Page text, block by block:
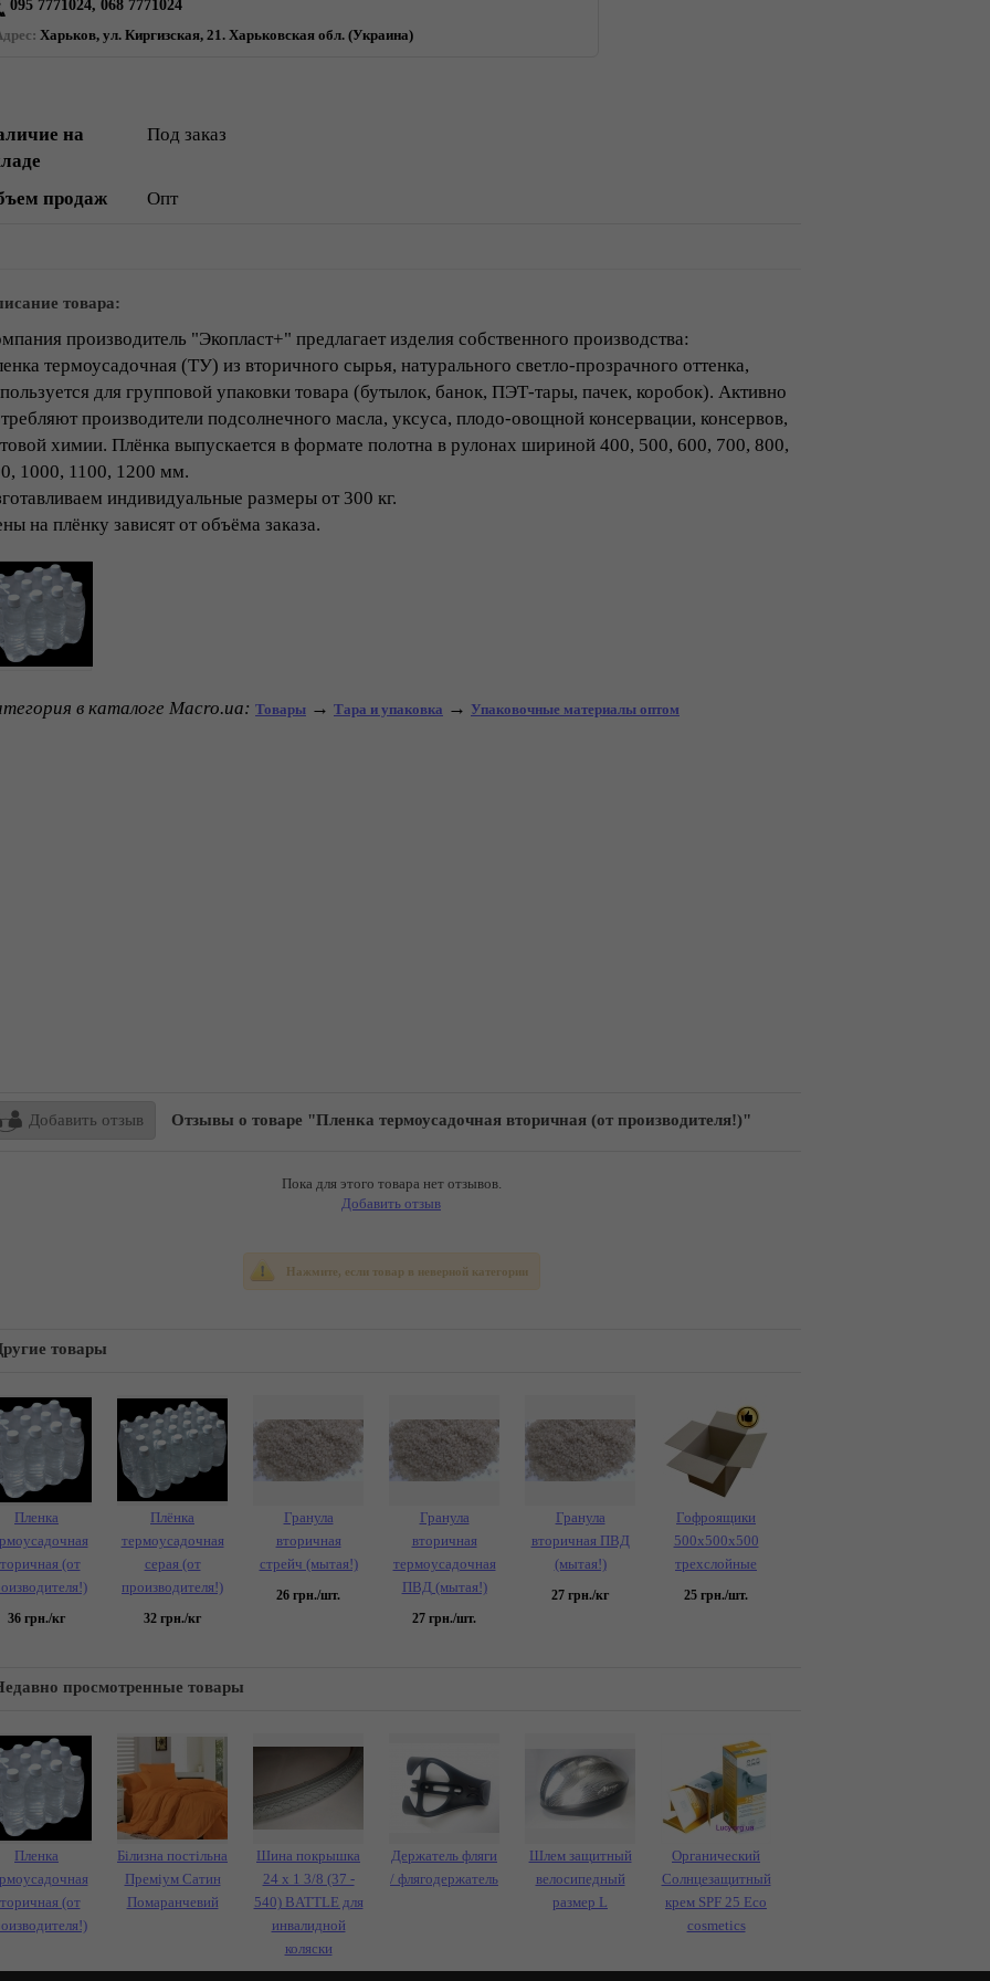
095 7771024, 068 7771024
Харьков, ул. Киргизская, 21. Харьковская обл. (Украина)
на
Под заказ
продаж Опт
товара:
производитель "Экоплаcт+" предлагает изделия собственного производства:
термоусадочная (ТУ) из вторичного сырья, натурального светло-прозрачного оттенка,
для групповой упаковки товара (бутылок, банок, ПЭТ-тары, пачек, коробок). Активно
производители подсолнечного масла, уксуса, плодо-овощной консервации, консервов,
химии. Плёнка выпускается в формате полотна в рулонах шириной 400, 500, 600, 700, 800,
1000, 1100, 1200 мм.
индивидуальные размеры от 300 кг.
на плёнку зависят от объёма заказа.
в каталоге Macro.ua: Товары → Тара и упаковка → Упаковочные материалы оптом
Добавить отзыв Отзывы о товаре "Пленка термоусадочная вторичная (от производителя!)"
Пока для этого товара нет отзывов.
Добавить отзыв
Нажмите, если товар в неверной категории
товары
Пленка
(от
36 грн./кг
Плёнка
термоусадочная
серая (от
производителя!)
32 грн./кг
Гранула
вторичная
стрейч (мытая!)
26 грн./шт.
Гранула
вторичная
термоусадочная
ПВД (мытая!)
27 грн./шт.
Гранула
вторичная ПВД
(мытая!)
27 грн./кг
Гофроящики
500x500x500
трехслойные
25 грн./шт.
просмотренные товары
Пленка
(от
Білизна постільна
Преміум Сатин
Помаранчевий
Шина покрышка
24 х 1 3/8 (37 -
540) BATTLE для
инвалидной
коляски
Держатель фляги
/ флягодержатель
Шлем защитный
велосипедный
размер L
Органический
Солнцезащитный
крем SPF 25 Eco
cosmetics